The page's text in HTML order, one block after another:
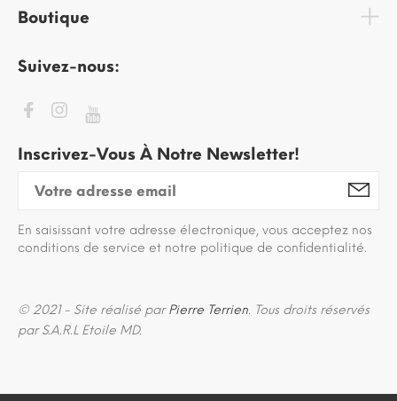
Boutique
Suivez-nous:
Inscrivez-Vous À Notre Newsletter!
En saisissant votre adresse électronique, vous acceptez nos
conditions de service et notre politique de confidentialité.
© 2021 - Site réalisé parPierre Terrien. Tous droits réservés
par S.A.R.L Etoile MD.